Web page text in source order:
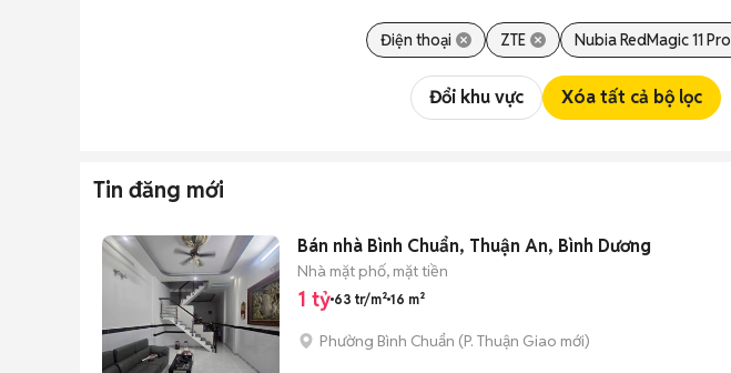
Điện thoại ZTE Nubia RedMagic 11 Pro
Đổi khu vực Xóa tất cả bộ lọc
Tin đăng mới
Bán nhà Bình Chuẩn, Thuận An, Bình Dương
Nhà mặt phố, mặt tiền
1 tỷ 63 tr/m² 16 m²
Phường Bình Chuẩn (P. Thuận Giao mới)